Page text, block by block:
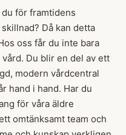
för framtidens
Då kan detta
oss får du inte bara
Du blir en del av ett
modern vårdcentral
hand i hand. Har du
för våra äldre
omtänksamt team och